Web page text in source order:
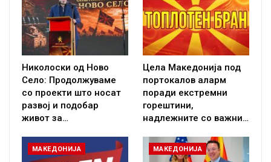
Николоски од Ново
Село: Продолжуваме
со проекти што носат
развој и подобар
живот за…
Цела Македонија под
портокалов аларм
поради екстремни
горештини,
надлежните со важни…
МАКЕДОНИЈА МАКЕДОНИЈА